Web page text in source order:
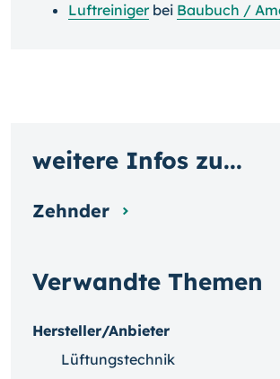
Luftreinigerbei Baubuch /
Verwandte Themen
Hersteller/Anbieter
Lüftungstechnik
weitere Infos zu...
Zehnder